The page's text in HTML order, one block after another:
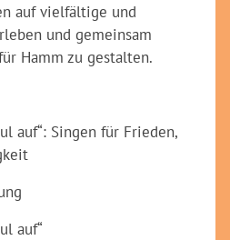
auf vielfältige und
und gemeinsam
Hamm zu gestalten.
auf“: Singen für Frieden,
auf“